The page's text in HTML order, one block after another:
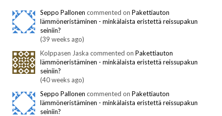
Seppo Pallonen commented on Pakettiauton
lämmöneristäminen - minkälaista eristettä reissupakun
seiniin?
(39 weeks ago)
Kolppasen Jaska commented on Pakettiauton
lämmöneristäminen - minkälaista eristettä reissupakun
seiniin?
(40 weeks ago)
Seppo Pallonen commented on Pakettiauton
lämmöneristäminen - minkälaista eristettä reissupakun
seiniin?